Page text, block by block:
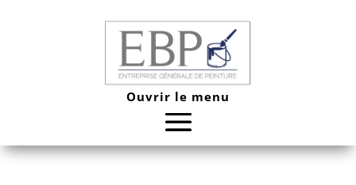
Ouvrir le menu